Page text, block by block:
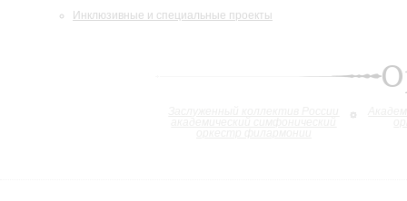
Инклюзивные и специальные проекты